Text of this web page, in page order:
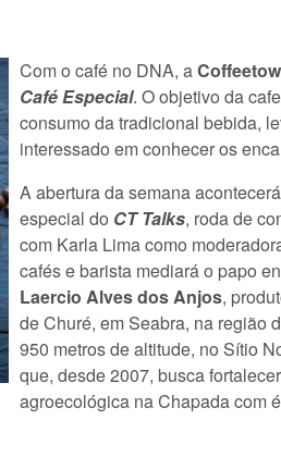
Com o café no DNA, a
Café Especial. O objetivo da
consumo da tradicional bebida,
interessado em conhecer os
A abertura da semana
especial do CT Talks, roda de
com Karla Lima como
cafés e barista mediará o papo
Laercio Alves dos Anjos,
de Churé, em Seabra, na região
950 metros de altitude, no Sítio
que, desde 2007, busca
agroecológica na Chapada com